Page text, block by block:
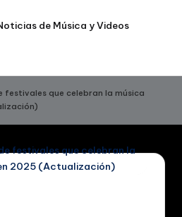
festivales que celebran la música